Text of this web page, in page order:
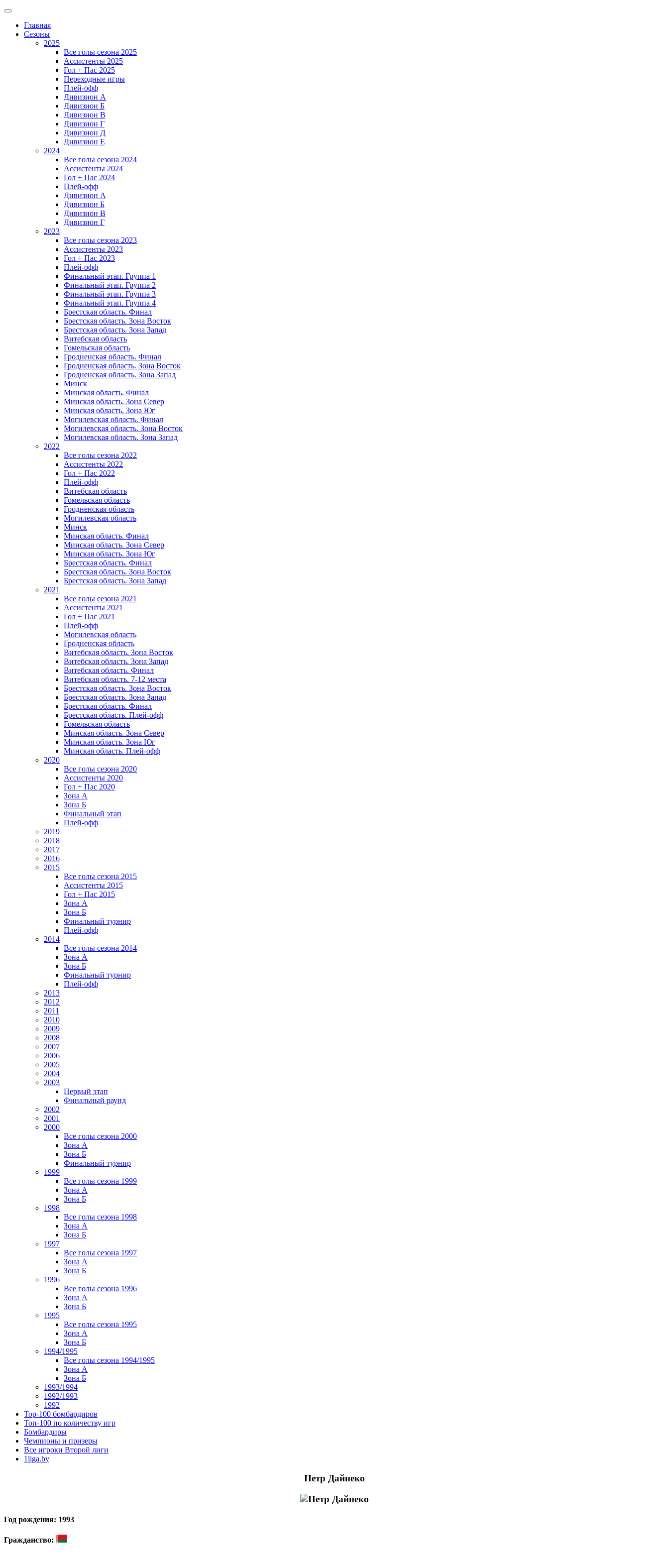
Главная
Сезоны
2025
Все голы сезона 2025
Ассистенты 2025
Гол + Пас 2025
Переходные игры
Плей-офф
Дивизион A
Дивизион Б
Дивизион В
Дивизион Г
Дивизион Д
Дивизион Е
2024
Все голы сезона 2024
Ассистенты 2024
Гол + Пас 2024
Плей-офф
Дивизион A
Дивизион Б
Дивизион В
Дивизион Г
2023
Все голы сезона 2023
Ассистенты 2023
Гол + Пас 2023
Плей-офф
Финальный этап. Группа 1
Финальный этап. Группа 2
Финальный этап. Группа 3
Финальный этап. Группа 4
Брестская область. Финал
Брестская область. Зона Восток
Брестская область. Зона Запад
Витебская область
Гомельская область
Гродненская область. Финал
Гродненская область. Зона Восток
Гродненская область. Зона Запад
Минск
Минская область. Финал
Минская область. Зона Север
Минская область. Зона Юг
Могилевская область. Финал
Могилевская область. Зона Восток
Могилевская область. Зона Запад
2022
Все голы сезона 2022
Ассистенты 2022
Гол + Пас 2022
Плей-офф
Витебская область
Гомельская область
Гродненская область
Могилевская область
Минск
Mинская область. Финал
Минская область. Зона Север
Минская область. Зона Юг
Брестская область. Финал
Брестская область. Зона Восток
Брестская область. Зона Запад
2021
Все голы сезона 2021
Ассистенты 2021
Гол + Пас 2021
Плей-офф
Могилевская область
Гродненская область
Витебская область. Зона Восток
Витебская область. Зона Запад
Витебская область. Финал
Витебская область. 7-12 места
Брестская область. Зона Восток
Брестская область. Зона Запад
Брестская область. Финал
Брестская область. Плей-офф
Гомельская область
Минская область. Зона Север
Минская область. Зона Юг
Минская область. Плей-офф
2020
Все голы сезона 2020
Ассистенты 2020
Гол + Пас 2020
Зона А
Зона Б
Финальный этап
Плей-офф
2019
2018
2017
2016
2015
Все голы сезона 2015
Ассистенты 2015
Гол + Пас 2015
Зона А
Зона Б
Финальный турнир
Плей-офф
2014
Все голы сезона 2014
Зона А
Зона Б
Финальный турнир
Плей-офф
2013
2012
2011
2010
2009
2008
2007
2006
2005
2004
2003
Первый этап
Финальный раунд
2002
2001
2000
Все голы сезона 2000
Зона А
Зона Б
Финальный турнир
1999
Все голы сезона 1999
Зона А
Зона Б
1998
Все голы сезона 1998
Зона А
Зона Б
1997
Все голы сезона 1997
Зона А
Зона Б
1996
Все голы сезона 1996
Зона А
Зона Б
1995
Все голы сезона 1995
Зона А
Зона Б
1994/1995
Все голы сезона 1994/1995
Зона А
Зона Б
1993/1994
1992/1993
1992
Top-100 бомбардиров
Топ-100 по количеству игр
Бомбардиры
Чемпионы и призеры
Все игроки Второй лиги
1liga.by
Петр Дайнеко
Год рождения: 1993
Гражданство: